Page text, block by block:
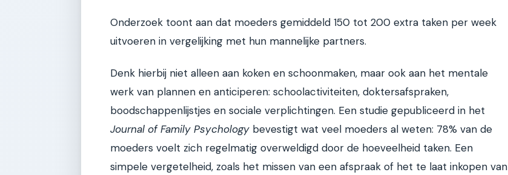
Onderzoek toont aan dat moeders gemiddeld 150 tot 200 extra taken per week
uitvoeren in vergelijking met hun mannelijke partners.
Denk hierbij niet alleen aan koken en schoonmaken, maar ook aan het mentale
werk van plannen en anticiperen: schoolactiviteiten, doktersafspraken,
boodschappenlijstjes en sociale verplichtingen. Een studie gepubliceerd in het
Journal of Family Psychology bevestigt wat veel moeders al weten: 78% van de
moeders voelt zich regelmatig overweldigd door de hoeveelheid taken. Een
simpele vergetelheid, zoals het missen van een afspraak of het te laat inkopen van